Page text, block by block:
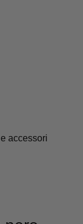
accessori